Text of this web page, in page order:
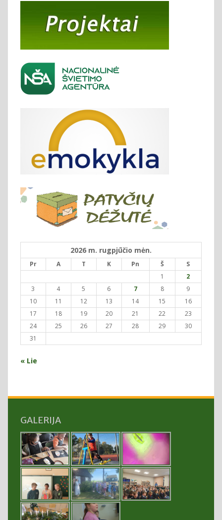
2026 m. rugpjūčio mėn.
Pr A T K Pn Š
S
1
2
3
4 5 6 7 8
9
10
11 12 13 14 15
16
17
18 19 20 21 22
23
24
25 26 27 28 29
30
31
« Lie
GALERIJA